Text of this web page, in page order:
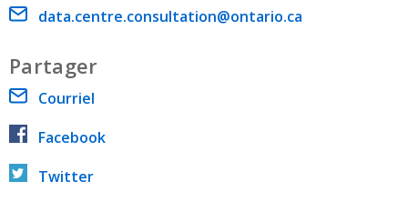
Email address
data.centre.consultation@ontario.ca
Partager
Courriel
Facebook
Twitter